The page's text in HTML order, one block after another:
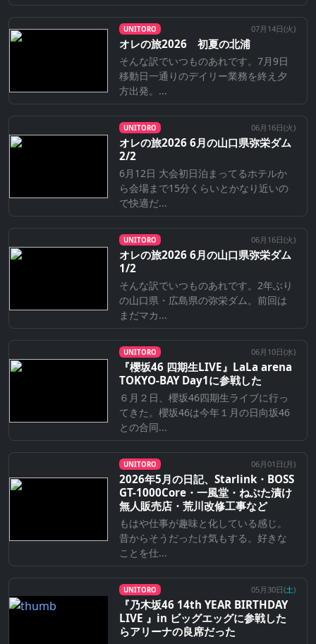
UNITORO 07月14日(火)
オレの旅2026 初夏の北浦
そんな訳でいつものあれです。7月9日
移動日一通りのデイリー業務を終え夕
方出発。...
UNITORO 06月16日(火)
オレの旅2026 6月の山口県弥栄ダム
2/2
6月12日 大会初日泊まってるホテルか
ら会場まで15分くらいとかなり近いの
で快適だ...
UNITORO 06月16日(火)
オレの旅2026 6月の山口県弥栄ダム
1/2
そんな訳でいつものあれです。2年ぶり
の山口県・広島県の弥栄ダム。前回は
まだマカ...
UNITORO 06月10日(水)
『櫻坂46 四期生LIVE』LaLa arena
TOKYO-BAY Day1に参戦した
６月２日、櫻坂46四期生ライブに行っ
てきた。櫻坂46は今年１月の日向坂46
との合同...
UNITORO 06月01日(月)
2026年5月の日記、Starlink・BOSS
GT-1000Core・一風堂・ねぶた漬け
無人販売店・荒川改修工事など
もはや仕事が趣味と化している感じ。
昔からそうだったけ気もする。好きな
ことを仕...
UNITORO 05月30日(土)
『乃⽊坂46 14th YEAR BIRTHDAY
LIVE 』in ビッグエッグに参戦した
らアリーナの良席だった